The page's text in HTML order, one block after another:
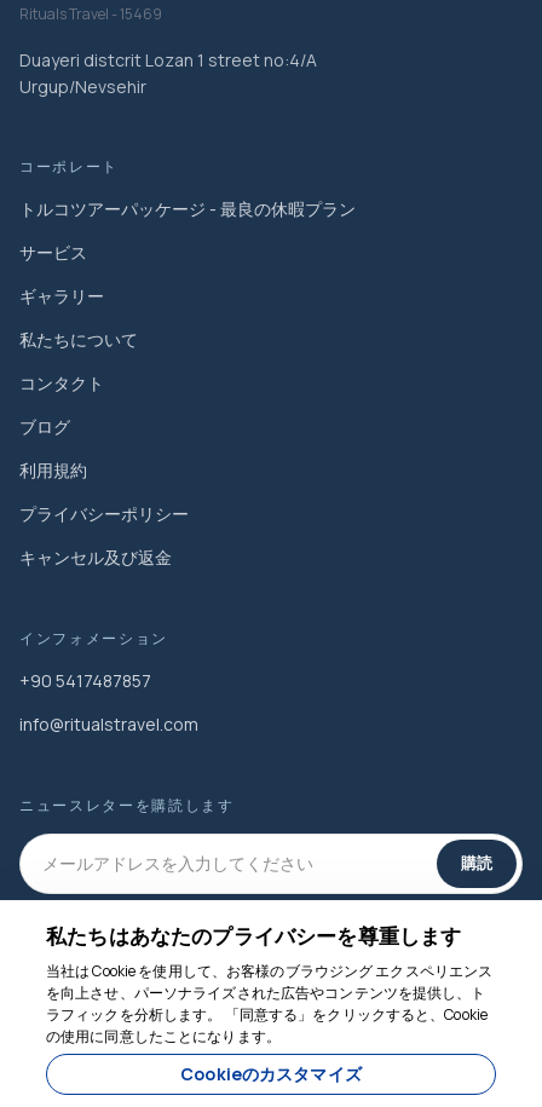
Rituals Travel - 15469
Duayeri distcrit Lozan 1 street no:4/A
Urgup/Nevsehir
コーポレート
トルコツアーパッケージ - 最良の休暇プラン
サービス
ギャラリー
私たちについて
コンタクト
ブログ
利用規約
プライバシーポリシー
キャンセル及び返金
インフォメーション
+90 5417487857
info@ritualstravel.com
ニュースレターを購読します
購読
ソーシャルメディア
私たちはあなたのプライバシーを尊重します
当社は Cookie を使用して、お客様のブラウジング エクスペリエンス
を向上させ、パーソナライズされた広告やコンテンツを提供し、ト
ラフィックを分析します。 「同意する」をクリックすると、Cookie
の使用に同意したことになります。
Cookieのカスタマイズ
お手伝いします